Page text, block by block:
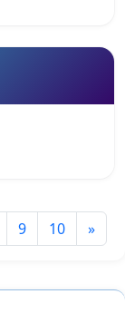
9 10 »